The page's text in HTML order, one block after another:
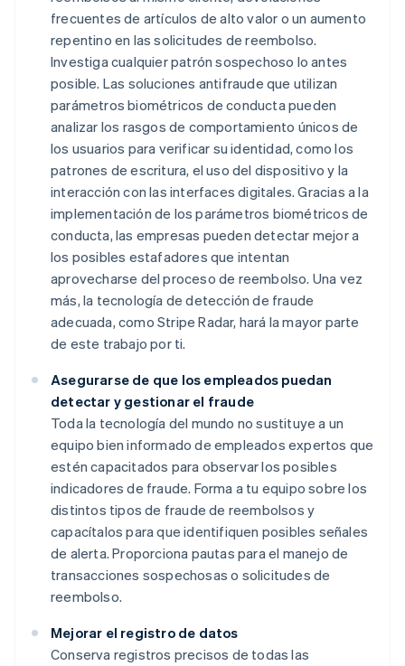
frecuentes de artículos de alto valor o un aumento
repentino en las solicitudes de reembolso.
Investiga cualquier patrón sospechoso lo antes
posible. Las soluciones antifraude que utilizan
parámetros biométricos de conducta pueden
analizar los rasgos de comportamiento únicos de
los usuarios para verificar su identidad, como los
patrones de escritura, el uso del dispositivo y la
interacción con las interfaces digitales. Gracias a la
implementación de los parámetros biométricos de
conducta, las empresas pueden detectar mejor a
los posibles estafadores que intentan
aprovecharse del proceso de reembolso. Una vez
más, la tecnología de detección de fraude
adecuada, como Stripe Radar, hará la mayor parte
de este trabajo por ti.
Asegurarse de que los empleados puedan
detectar y gestionar el fraude
Toda la tecnología del mundo no sustituye a un
equipo bien informado de empleados expertos que
estén capacitados para observar los posibles
indicadores de fraude. Forma a tu equipo sobre los
distintos tipos de fraude de reembolsos y
capacítalos para que identifiquen posibles señales
de alerta. Proporciona pautas para el manejo de
transacciones sospechosas o solicitudes de
reembolso.
Mejorar el registro de datos
Conserva registros precisos de todas las